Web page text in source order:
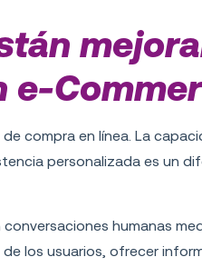
e-
compra en línea. La
personalizada es un
humanas
los usuarios, ofrecer